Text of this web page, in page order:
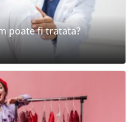
poate fi tratata?